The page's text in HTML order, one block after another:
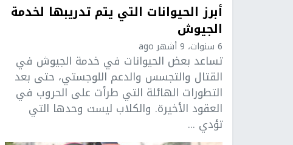
أبرز الحيوانات التي يتم تدريبها لخدمة
الجيوش
6 سنوات، 9 أشهر ago
تساعد بعض الحيوانات في خدمة الجيوش في
القتال والتجسس والدعم اللوجستي، حتى بعد
التطورات الهائلة التي طرأت على الحروب في
العقود الأخيرة. والكلاب ليست وحدها التي
تؤدي ...